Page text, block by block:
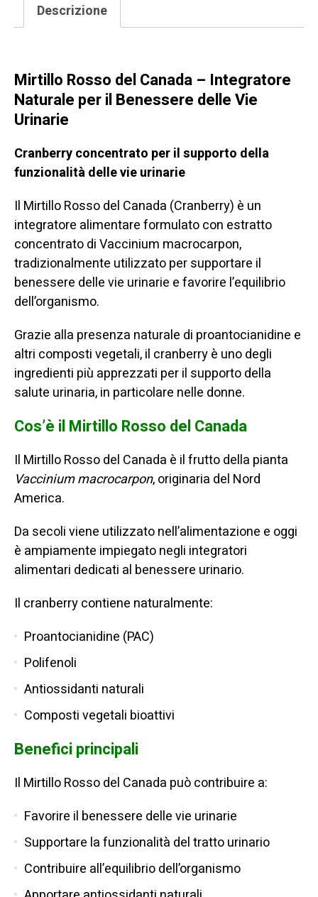
Urinarie
Cistite
quantità
Descrizione
Mirtillo Rosso del Canada – Integratore
Naturale per il Benessere delle Vie
Urinarie
Cranberry concentrato per il supporto della
funzionalità delle vie urinarie
Il Mirtillo Rosso del Canada (Cranberry) è un
integratore alimentare formulato con estratto
concentrato di Vaccinium macrocarpon,
tradizionalmente utilizzato per supportare il
benessere delle vie urinarie e favorire l’equilibrio
dell’organismo.
Grazie alla presenza naturale di proantocianidine e
altri composti vegetali, il cranberry è uno degli
ingredienti più apprezzati per il supporto della
salute urinaria, in particolare nelle donne.
Cos’è il Mirtillo Rosso del Canada
Il Mirtillo Rosso del Canada è il frutto della pianta
Vaccinium macrocarpon, originaria del Nord
America.
Da secoli viene utilizzato nell’alimentazione e oggi
è ampiamente impiegato negli integratori
alimentari dedicati al benessere urinario.
Il cranberry contiene naturalmente:
Proantocianidine (PAC)
Polifenoli
Antiossidanti naturali
Composti vegetali bioattivi
Benefici principali
Il Mirtillo Rosso del Canada può contribuire a:
Favorire il benessere delle vie urinarie
Supportare la funzionalità del tratto urinario
Contribuire all’equilibrio dell’organismo